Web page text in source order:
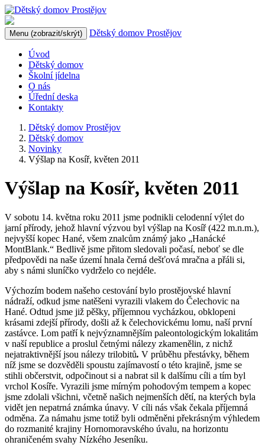
Menu (zobrazit/skrýt) Dětský domov Prostějov
Úvod
Dětský domov
Školní jídelna
O nás
Úřední deska
Kontakty
Dětský domov Prostějov
Dětský domov
Novinky
Výšlap na Kosíř, květen 2011
Výšlap na Kosíř, květen 2011
V sobotu 14. května roku 2011 jsme podnikli celodenní výlet do
jarní přírody, jehož hlavní výzvou byl výšlap na Kosíř (422 m.n.m.),
nejvyšší kopec Hané, všem znalcům známý jako „Hanácké
MontBlank.“ Bedlivě jsme přitom sledovali počasí, neboť se dle
předpovědi na naše území hnala černá dešťová mračna a přáli si,
aby s námi sluníčko vydrželo co nejdéle.
Výchozím bodem našeho cestování bylo prostějovské hlavní
nádraží, odkud jsme natěšeni vyrazili vlakem do Čelechovic na
Hané. Odtud jsme již pěšky, příjemnou vycházkou, obklopeni
krásami zdejší přírody, došli až k čelechovickému lomu, naší první
zastávce. Lom patří k nejvýznamnějším paleontologickým lokalitám
v naší republice a proslul četnými nálezy zkamenělin, z nichž
nejatraktivnější jsou nálezy trilobitů. V průběhu přestávky, během
níž jsme se dozvěděli spoustu zajímavostí o této krajině, jsme se
stihli občerstvit, odpočinout si a nabrat sil k dalšímu cíli a tím byl
vrchol Kosíře. Vyrazili jsme mírným pohodovým tempem a kopec
jsme zdolali všichni, včetně našich nejmenších dětí, na kterých byla
vidět jen nepatrná známka únavy. V cíli nás však čekala příjemná
odměna. Za námahu jsme totiž byli odměněni překrásným výhledem
do rozmanité krajiny Hornomoravského úvalu, na horizontu
ohraničeném svahy Nízkého Jeseníku.